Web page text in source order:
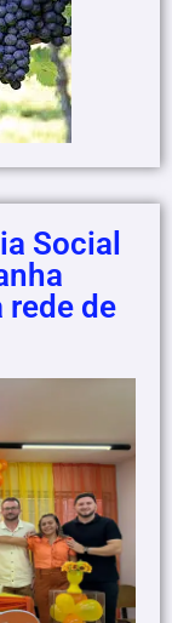
Social
rede de